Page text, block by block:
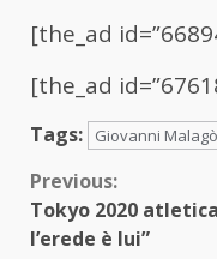
[the_ad
[the_ad
Tags: Giovanni Malagò
Continue
Reading
Previous:
Tokyo 2020
l’erede è lui”